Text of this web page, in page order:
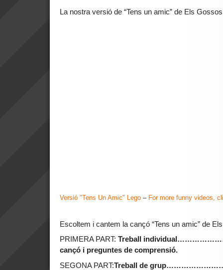
La nostra versió de “Tens un amic” de Els
Versió "Tens Un Amic" Lego – For more funny videos,
Escoltem i cantem la cançó “Tens un amic” de
PRIMERA PART: Treball individual
cançó i preguntes de comprensió.
SEGONA PART:Treball de